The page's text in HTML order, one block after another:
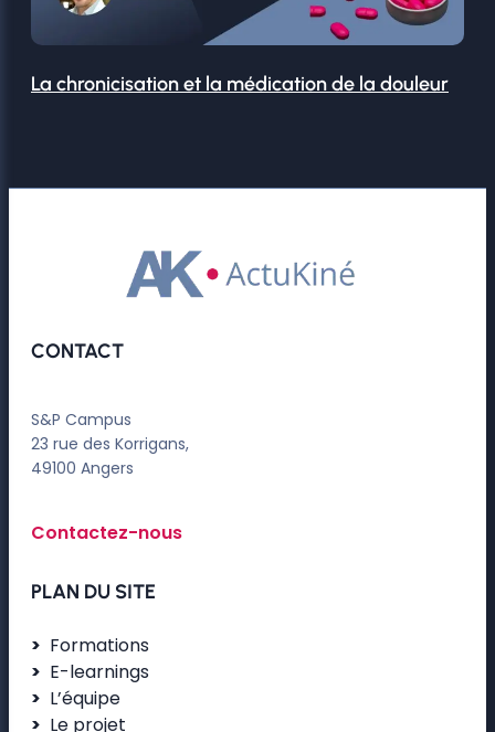
La chronicisation et la médication de la douleur
CONTACT
S&P Campus
23 rue des Korrigans,
49100 Angers
Contactez-nous
PLAN DU SITE
Formations
E-learnings
L’équipe
Le projet